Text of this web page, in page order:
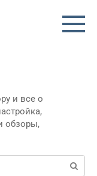
и все о
обзоры,